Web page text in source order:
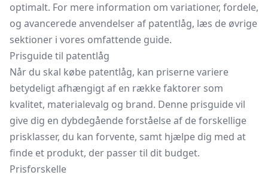
optimalt. For mere information om variationer, fordele,
og avancerede anvendelser af patentlåg, læs de øvrige
sektioner i vores omfattende guide.
Prisguide til patentlåg
Når du skal købe patentlåg, kan priserne variere
betydeligt afhængigt af en række faktorer som
kvalitet, materialevalg og brand. Denne prisguide vil
give dig en dybdegående forståelse af de forskellige
prisklasser, du kan forvente, samt hjælpe dig med at
finde et produkt, der passer til dit budget.
Prisforskelle